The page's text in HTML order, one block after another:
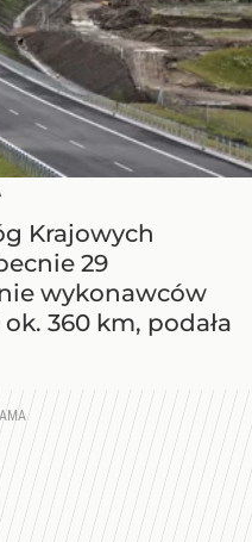
Krajowych
29
wykonawców
360 km, podała